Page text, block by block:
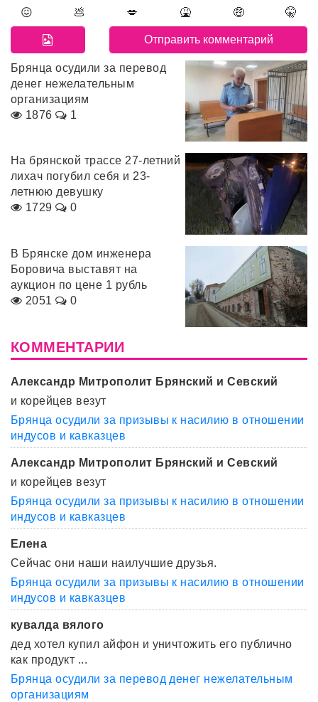
😖 💩 💋 🤮 🤑 🤫
Брянца осудили за перевод
денег нежелательным
организациям
1876
1
На брянской трассе 27-летний
лихач погубил себя и 23-
летнюю девушку
1729
0
В Брянске дом инженера
Боровича выставят на
аукцион по цене 1 рубль
2051
0
КОММЕНТАРИИ
Александр Митрополит Брянский и Севский
и корейцев везут
Брянца осудили за призывы к насилию в отношении
индусов и кавказцев
Александр Митрополит Брянский и Севский
и корейцев везут
Брянца осудили за призывы к насилию в отношении
индусов и кавказцев
Елена
Сейчас они наши наилучшие друзья.
Брянца осудили за призывы к насилию в отношении
индусов и кавказцев
кувалда вялого
дед хотел купил айфон и уничтожить его публично
как продукт ...
Брянца осудили за перевод денег нежелательным
организациям